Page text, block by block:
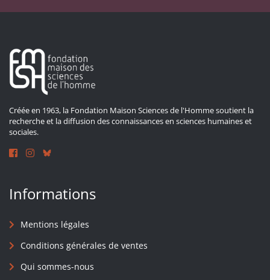
Créée en 1963, la Fondation Maison Sciences de l'Homme soutient la
recherche et la diffusion des connaissances en sciences humaines et
sociales.
Informations
Mentions légales
Conditions générales de ventes
Qui sommes-nous